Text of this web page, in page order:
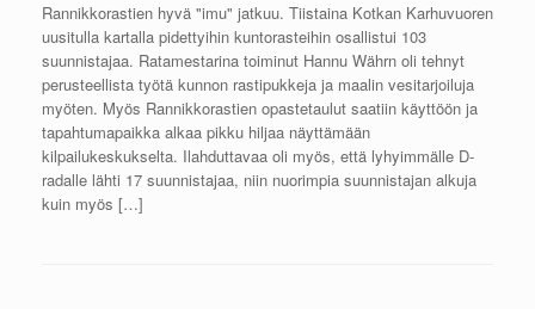
Rannikkorastien hyvä "imu" jatkuu. Tiistaina Kotkan Karhuvuoren
uusitulla kartalla pidettyihin kuntorasteihin osallistui 103
suunnistajaa. Ratamestarina toiminut Hannu Währn oli tehnyt
perusteellista työtä kunnon rastipukkeja ja maalin vesitarjoiluja
myöten. Myös Rannikkorastien opastetaulut saatiin käyttöön ja
tapahtumapaikka alkaa pikku hiljaa näyttämään
kilpailukeskukselta. Ilahduttavaa oli myös, että lyhyimmälle D-
radalle lähti 17 suunnistajaa, niin nuorimpia suunnistajan alkuja
kuin myös […]